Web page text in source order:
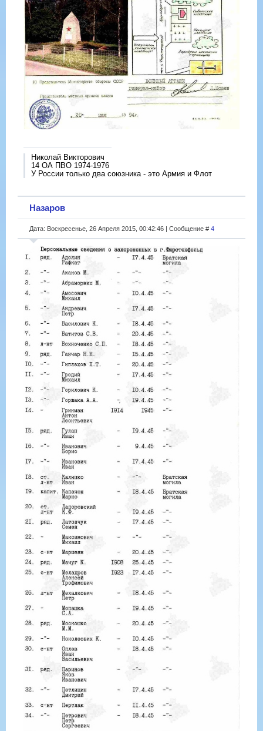
Николай Викторович
14 ОА ПВО 1974-1976
У России только два союзника - это Армия и Флот
Назаров
Дата: Воскресенье, 26 Апреля 2015, 00:42:46 | Сообщение # 4